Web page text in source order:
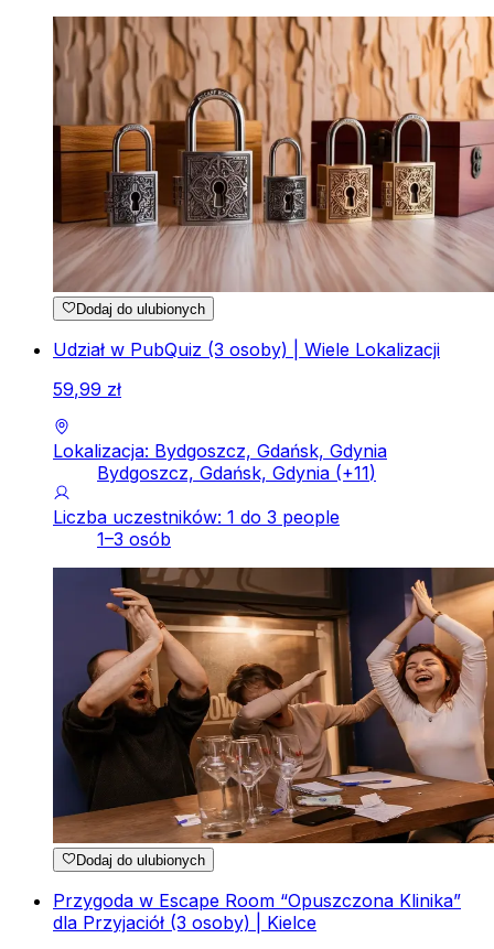
Dodaj do ulubionych
Udział w PubQuiz (3 osoby) | Wiele Lokalizacji
59,99 zł
Lokalizacja: Bydgoszcz, Gdańsk, Gdynia
Bydgoszcz, Gdańsk, Gdynia (+11)
Liczba uczestników: 1 do 3 people
1–3 osób
Dodaj do ulubionych
Przygoda w Escape Room “Opuszczona Klinika”
dla Przyjaciół (3 osoby) | Kielce